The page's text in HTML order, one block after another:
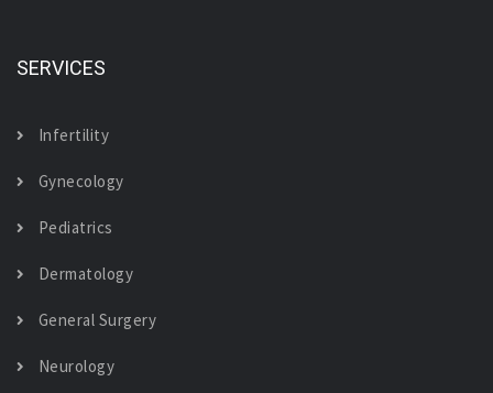
SERVICES
Infertility
Gynecology
Pediatrics
Dermatology
General Surgery
Neurology